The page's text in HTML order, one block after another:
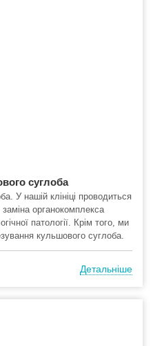
суглоба
У нашій клініці проводиться
органокомплекса
патології. Крім того, ми
кульшового суглоба.
Детальніше